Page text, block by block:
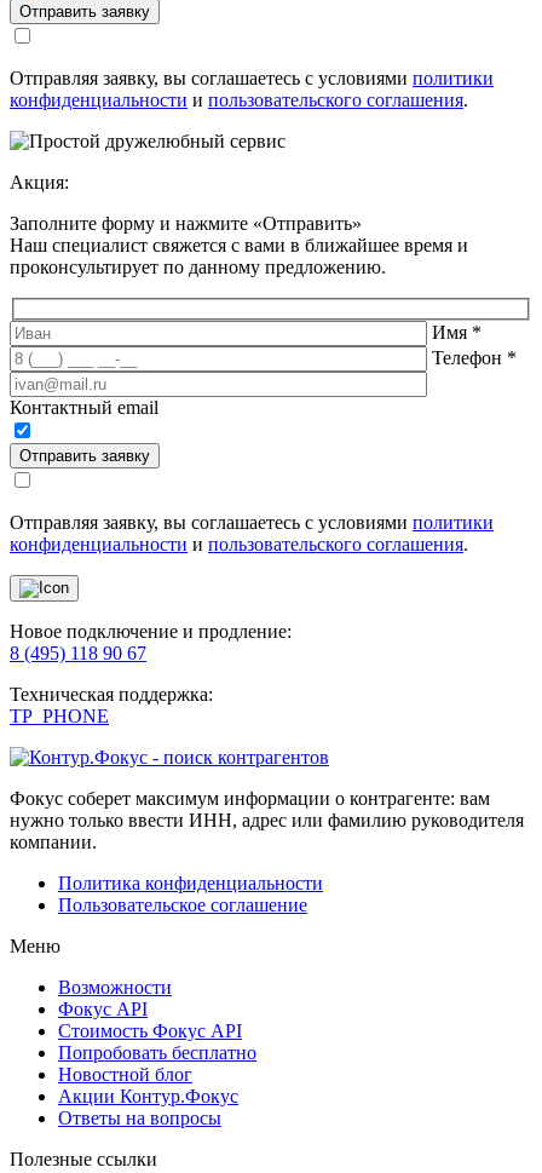
Отправить заявку
Отправляя заявку, вы соглашаетесь с условиями политики
конфиденциальности и пользовательского соглашения.
Акция:
Заполните форму и нажмите «Отправить»
Наш специалист свяжется с вами в ближайшее время и
проконсультирует по данному предложению.
Имя *
Телефон *
Контактный email
Отправить заявку
Отправляя заявку, вы соглашаетесь с условиями политики
конфиденциальности и пользовательского соглашения.
Новое подключение и продление:
8 (495) 118 90 67
Техническая поддержка:
TP_PHONE
Фокус соберет максимум информации о контрагенте: вам
нужно только ввести ИНН, адрес или фамилию руководителя
компании.
Политика конфиденциальности
Пользовательское соглашение
Меню
Возможности
Фокус API
Стоимость Фокус API
Попробовать бесплатно
Новостной блог
Акции Контур.Фокус
Ответы на вопросы
Полезные ссылки